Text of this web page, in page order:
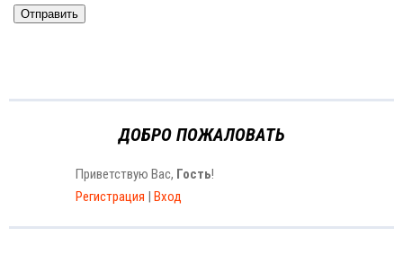
Отправить
ДОБРО ПОЖАЛОВАТЬ
Приветствую Вас, Гость!
Регистрация | Вход